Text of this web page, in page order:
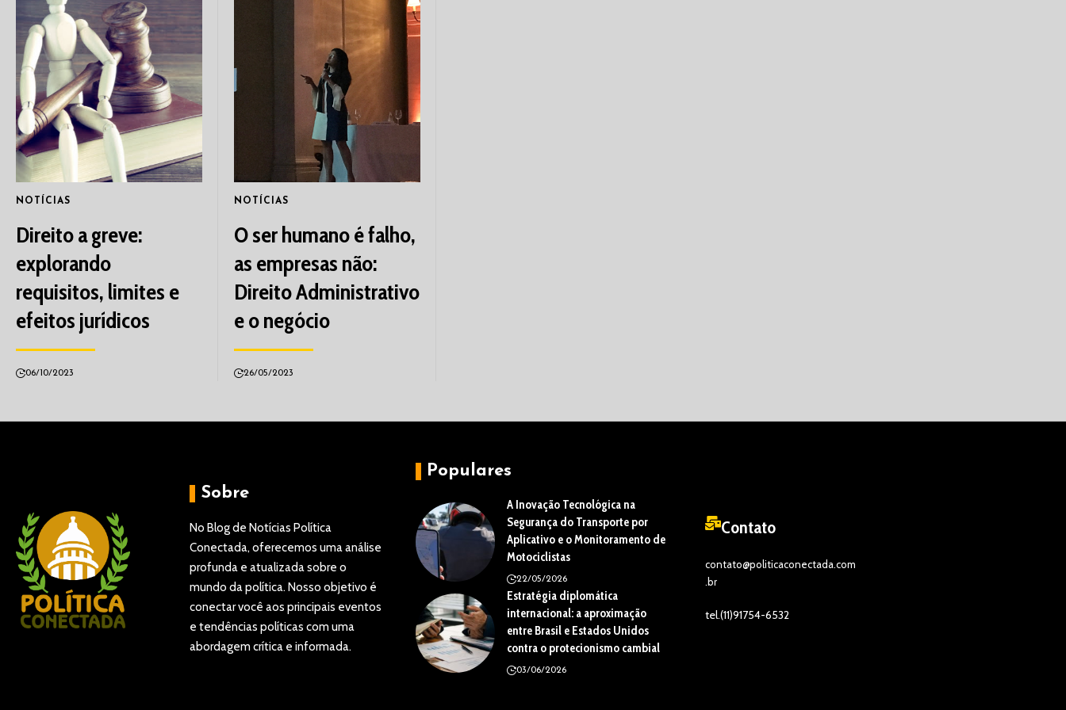
NOTÍCIAS
Direito a greve:
explorando
requisitos, limites e
efeitos jurídicos
06/10/2023
NOTÍCIAS
O ser humano é falho,
as empresas não:
Direito Administrativo
e o negócio
26/05/2023
Sobre
No Blog de Notícias Política
Conectada, oferecemos uma análise
profunda e atualizada sobre o
mundo da política. Nosso objetivo é
conectar você aos principais eventos
e tendências políticas com uma
abordagem crítica e informada.
Populares
A Inovação Tecnológica na
Segurança do Transporte por
Aplicativo e o Monitoramento de
Motociclistas
22/05/2026
Estratégia diplomática
internacional: a aproximação
entre Brasil e Estados Unidos
contra o protecionismo cambial
03/06/2026
Contato
contato@politicaconectada.com
.br
tel.(11)91754-6532